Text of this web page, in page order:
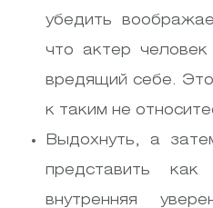
убедить
что актер
вредящий себе.
к таким не
Выдохнуть, а
представить
внутренняя